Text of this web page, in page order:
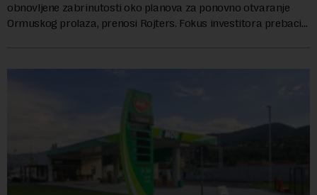
obnovljene zabrinutosti oko planova za ponovno otvaranje
Ormuskog prolaza, prenosi Rojters. Fokus investitora prebacio